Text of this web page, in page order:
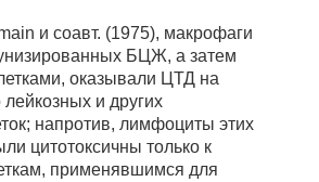
и соавт. (1975), макрофаги
БЦЖ, а затем
оказывали ЦТД на
и других
напротив, лимфоциты этих
цитотоксичны только к
применявшимся для